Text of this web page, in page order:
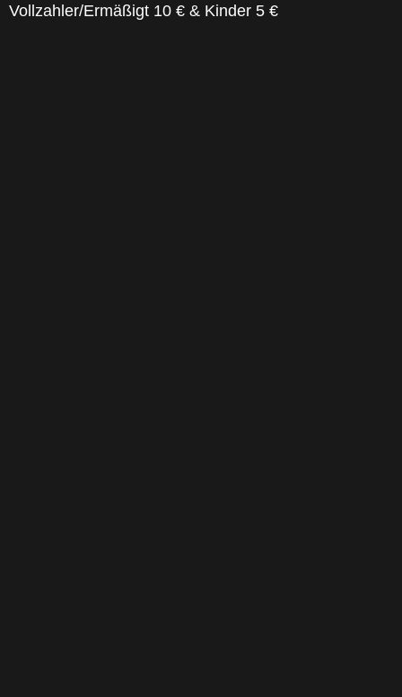
Vollzahler/Ermäßigt 10 € & Kinder 5 €